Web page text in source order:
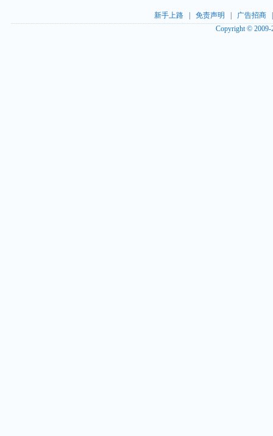
新手上路| 免责声明 广告招商
Copyright ©